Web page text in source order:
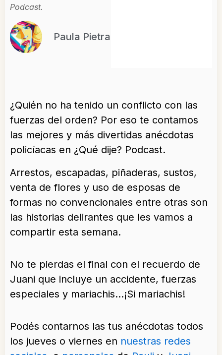
Podcast.
Paula Pietra
¿Quién no ha tenido un conflicto con las
fuerzas del orden? Por eso te contamos
las mejores y más divertidas anécdotas
policíacas en ¿Qué dije? Podcast.
Arrestos, escapadas, piñaderas, sustos,
venta de flores y uso de esposas de
formas no convencionales entre otras son
las historias delirantes que les vamos a
compartir esta semana.
No te pierdas el final con el recuerdo de
Juani que incluye un accidente, fuerzas
especiales y mariachis…¡Si mariachis!
Podés contarnos las tus anécdotas todos
los jueves o viernes en nuestras redes